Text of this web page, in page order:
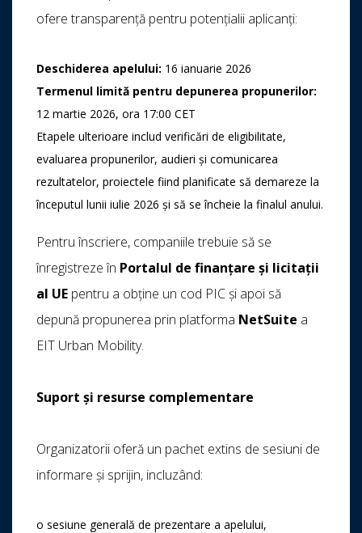
ofere transparență pentru potențialii aplicanți:
Deschiderea apelului: 16 ianuarie 2026
Termenul limită pentru depunerea propunerilor:
12 martie 2026, ora 17:00 CET
Etapele ulterioare includ verificări de eligibilitate,
evaluarea propunerilor, audieri și comunicarea
rezultatelor, proiectele fiind planificate să demareze la
începutul lunii iulie 2026 și să se încheie la finalul anului.
Pentru înscriere, companiile trebuie să se
înregistreze în Portalul de finanțare și licitații
al UE pentru a obține un cod PIC și apoi să
depună propunerea prin platforma NetSuite a
EIT Urban Mobility.
Suport și resurse complementare
Organizatorii oferă un pachet extins de sesiuni de
informare și sprijin, incluzând:
o sesiune generală de prezentare a apelului,